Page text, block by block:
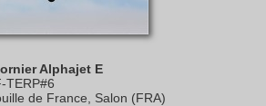
Alphajet E
TERP#6
de France, Salon (FRA)